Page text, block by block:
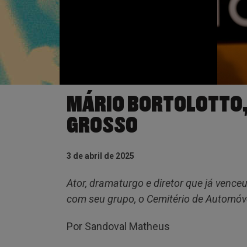
MÁRIO
GROSSO
3 de abril de 2025
Ator, dramaturgo e diretor que já
com seu grupo, o Cemitério de
Por Sandoval Matheus